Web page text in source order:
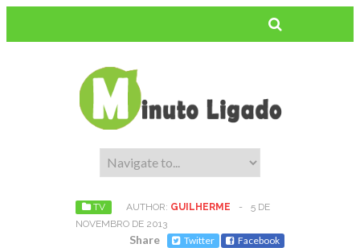
TV AUTHOR: GUILHERME -
5 DE
NOVEMBRO DE 2013
Share Twitter Facebook